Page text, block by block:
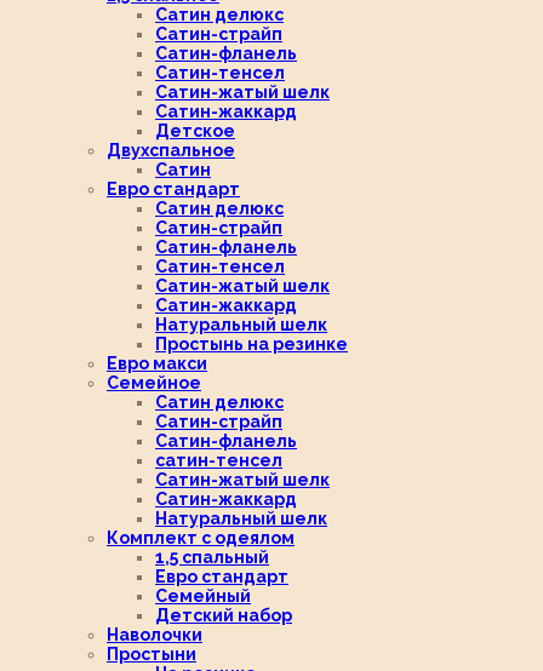
Сатин делюкс
Сатин-страйп
Сатин-фланель
Сатин-тенсел
Сатин-жатый шелк
Сатин-жаккард
Детское
Двухспальное
Сатин
Евро стандарт
Сатин делюкс
Сатин-страйп
Сатин-фланель
Сатин-тенсел
Сатин-жатый шелк
Сатин-жаккард
Натуральный шелк
Простынь на резинке
Евро макси
Семейное
Сатин делюкс
Сатин-страйп
Сатин-фланель
сатин-тенсел
Сатин-жатый шелк
Сатин-жаккард
Натуральный шелк
Комплект с одеялом
1,5 спальный
Евро стандарт
Семейный
Детский набор
Наволочки
Простыни